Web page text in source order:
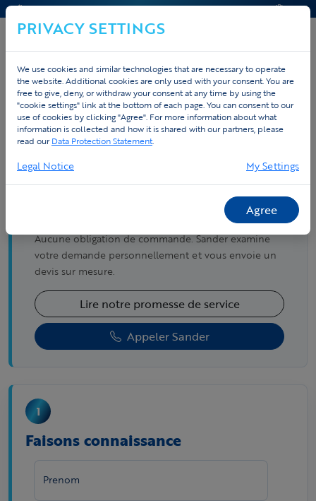
CONTACT & AIDE DEVIS
LANCEZ VOTRE
PROJET ICI !
DEVIS SANS ENGAGEMENT,
SUIVI PERSONNELLEMENT
Aucune obligation de commande. Sander examine
votre demande personnellement et vous envoie un
devis sur mesure.
Lire notre promesse de service
Appeler Sander
Faisons connaissance
Prenom
PRIVACY SETTINGS
We use cookies and similar technologies that are necessary to operate
the website. Additional cookies are only used with your consent. You are
free to give, deny, or withdraw your consent at any time by using the
"cookie settings" link at the bottom of each page. You can consent to our
use of cookies by clicking "Agree". For more information about what
information is collected and how it is shared with our partners, please
read ourData Protection Statement.
Legal Notice My Settings
Agree